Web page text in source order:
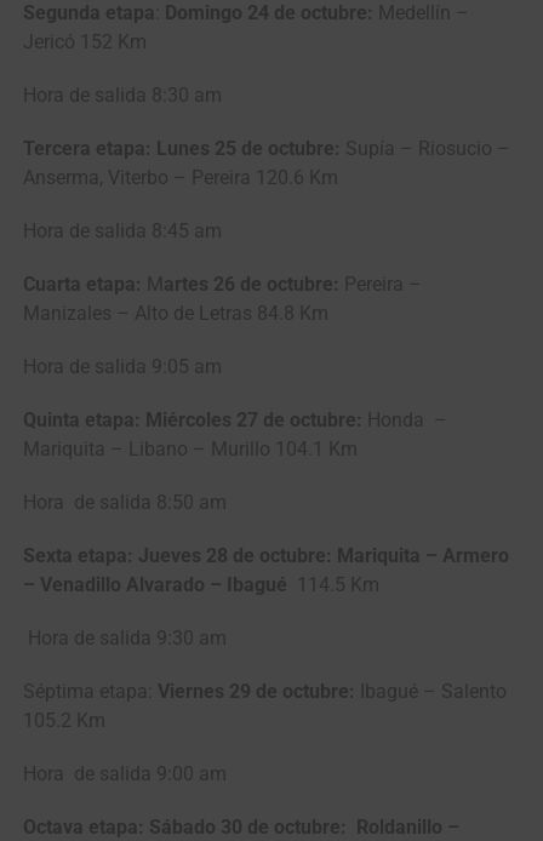
Segunda etapa Domingo 24 de octubre: Medellín –
Jericó 152 Km
Hora de salida 8:30 am
Tercera etapa: Lunes 25 de octubre: Supía – Riosucio –
Anserma, Viterbo – Pereira 120.6 Km
Hora de salida 8:45 am
Cuarta etapa: M artes 26 de octubre: Pereira –
Manizales – Alto de Letras 84.8 Km
Hora de salida 9:05 am
Quinta etapa: Miércoles 27 de octubre: Honda –
Mariquita – Libano – Murillo 104.1 Km
Hora de salida 8:50 am
Sexta etapa: Jueves 28 de octubre: Mariquita – Armero
– Venadillo Alvarado – Ibagué
114.5 Km
Hora de salida 9:30 am
Séptima etapa: Viernes 29 de octubre:
Ibagué – Salento
105.2 Km
Hora de salida 9:00 am
Octava etapa: Sábado 30 de octubre: Roldanillo –